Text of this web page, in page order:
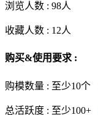
浏览人数 : 98人
收藏人数 : 12人
购买&使用要求 :
购模数量 : 至少10个
总活跃度 : 至少100+